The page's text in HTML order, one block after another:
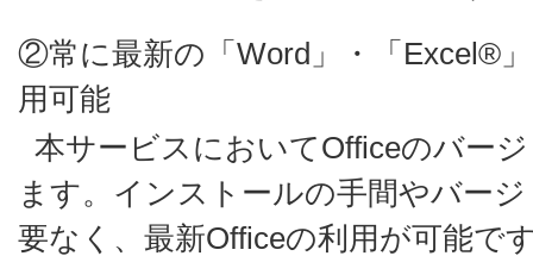
②常に最新の「Word」・「Excel®
用可能
本サービスにおいてOfficeのバー
ます。インストールの手間やバー
要なく、最新Officeの利用が可能で